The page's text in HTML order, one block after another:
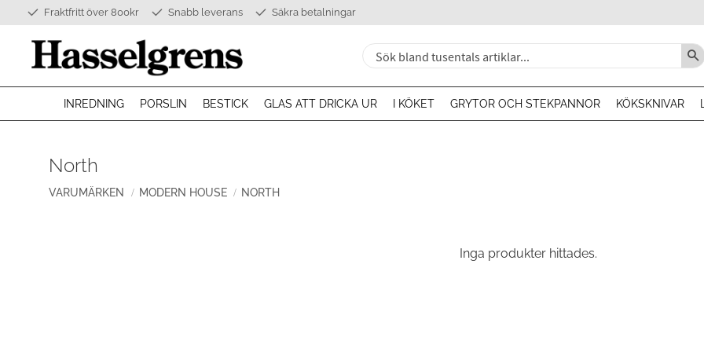
Fraktfritt över 800kr Snabb leverans Säkra betalningar
INREDNING PORSLIN BESTICK GLAS ATT DRICKA UR I KÖKET GRYTOR OCH STEKPANNOR KÖKSKNIVAR
North
VARUMÄRKEN MODERN HOUSE NORTH
Inga produkter hittades.